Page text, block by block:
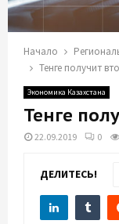
Y
Начало
Тенге получит
Экономика Казахстана
Тенге
22.09.2019 0
ДЕЛИТЕСЬ!